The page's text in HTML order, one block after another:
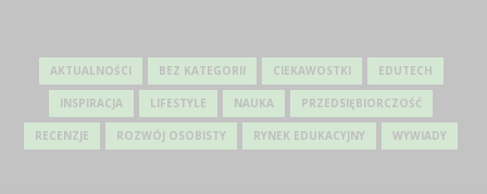
AKTUALNOŚCI BEZ KATEGORII CIEKAWOSTKI EDUTECH
INSPIRACJA LIFESTYLE NAUKA PRZEDSIĘBIORCZOŚĆ
RECENZJE ROZWÓJ OSOBISTY RYNEK EDUKACYJNY WYWIADY